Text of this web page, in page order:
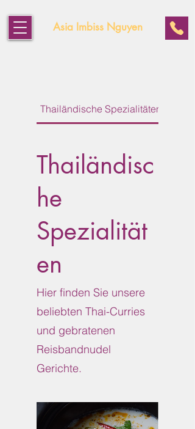
Asia Imbiss Nguyen
Thailändische Spezialitäten
Thailändisc
he
Spezialität
en
Hier finden Sie unsere
beliebten Thai-Curries
und gebratenen
Reisbandnudel
Gerichte.